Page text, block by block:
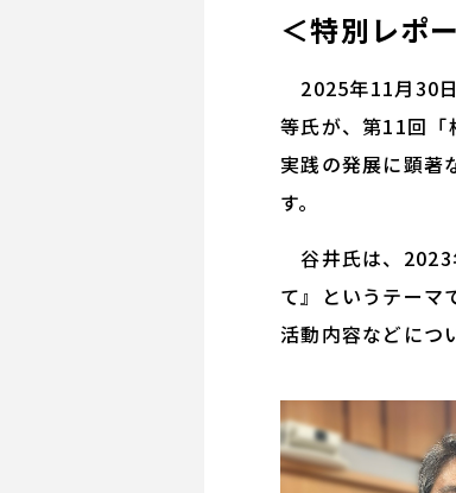
＜特別レポ
2025年11月30
等氏が、第11回「
実践の発展に顕著
す。
谷井氏は、2023
て』というテーマ
活動内容などにつ